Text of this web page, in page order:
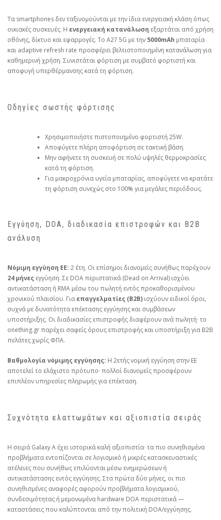
Τα smartphones δεν ταξινομούνται με την ίδια ενεργειακή κλάση όπως
οικιακές συσκευές. Η ενεργειακή κατανάλωση εξαρτάται από χρήση
οθόνης, δίκτυο και εφαρμογές. Το A27 5G με την 5000mAh μπαταρία
και adaptive refresh rate προσφέρει βελτιστοποιημένη κατανάλωση για
καθημερινή χρήση. Συνιστάται φόρτιση με συμβατό φορτιστή και
αποφυγή υπερθέρμανσης κατά τη φόρτιση.
Οδηγίες σωστής φόρτισης
Χρησιμοποιήστε πιστοποιημένο φορτιστή 25W.
Αποφύγετε πλήρη αποφόρτιση σε τακτική βάση.
Μην αφήνετε τη συσκευή σε πολύ υψηλές θερμοκρασίες
κατά τη φόρτιση.
Για μακροχρόνια υγεία μπαταρίας, αποφύγετε να κρατάτε
τη φόρτιση συνεχώς στο 100% για μεγάλες περιόδους.
Εγγύηση, DOA, διαδικασία επιστροφών και B2B
ανάλυση
Νόμιμη εγγύηση ΕΕ: 2 έτη. Οι επίσημοι διανομείς συνήθως παρέχουν
24 μήνες εγγύηση. Σε DOA περιστατικά (Dead on Arrival) ισχύει
αντικατάσταση ή RMA μέσω του πωλητή εντός προκαθορισμένου
χρονικού πλαισίου. Γιαεπαγγελματίες (B2B) ισχύουν ειδικοί όροι,
συχνά με δυνατότητα επέκτασης εγγύησης και συμβάσεων
υποστήριξης. Οι διαδικασίες επιστροφής διαφέρουν ανά πωλητή· το
onething.gr παρέχει σαφείς όρους επιστροφής και υποστήριξη για B2B
πελάτες χωρίς ΦΠΑ.
Βαθμολογία νόμιμης εγγύησης: Η 2ετής νομική εγγύηση στην ΕΕ
αποτελεί το ελάχιστο πρότυπο· πολλοί διανομείς προσφέρουν
επιπλέον υπηρεσίες πληρωμής για επέκταση.
Συχνότητα ελαττωμάτων και αξιοπιστία σειράς
Η σειρά Galaxy A έχει ιστορικά καλή αξιοπιστία· τα πιο συνηθισμένα
προβλήματα εντοπίζονται σε λογισμικό ή μικρές κατασκευαστικές
ατέλειες που συνήθως επιλύονται μέσω ενημερώσεων ή
αντικατάστασης εντός εγγύησης. Στα πρώτα δύο μήνες, οι πιο
συνηθισμένες αναφορές αφορούν προβλήματα λογισμικού,
συνδεσιμότητας ή μεμονωμένα hardware DOA περιστατικά —
καταστάσεις που καλύπτονται από την πολιτική DOA/εγγύησης.